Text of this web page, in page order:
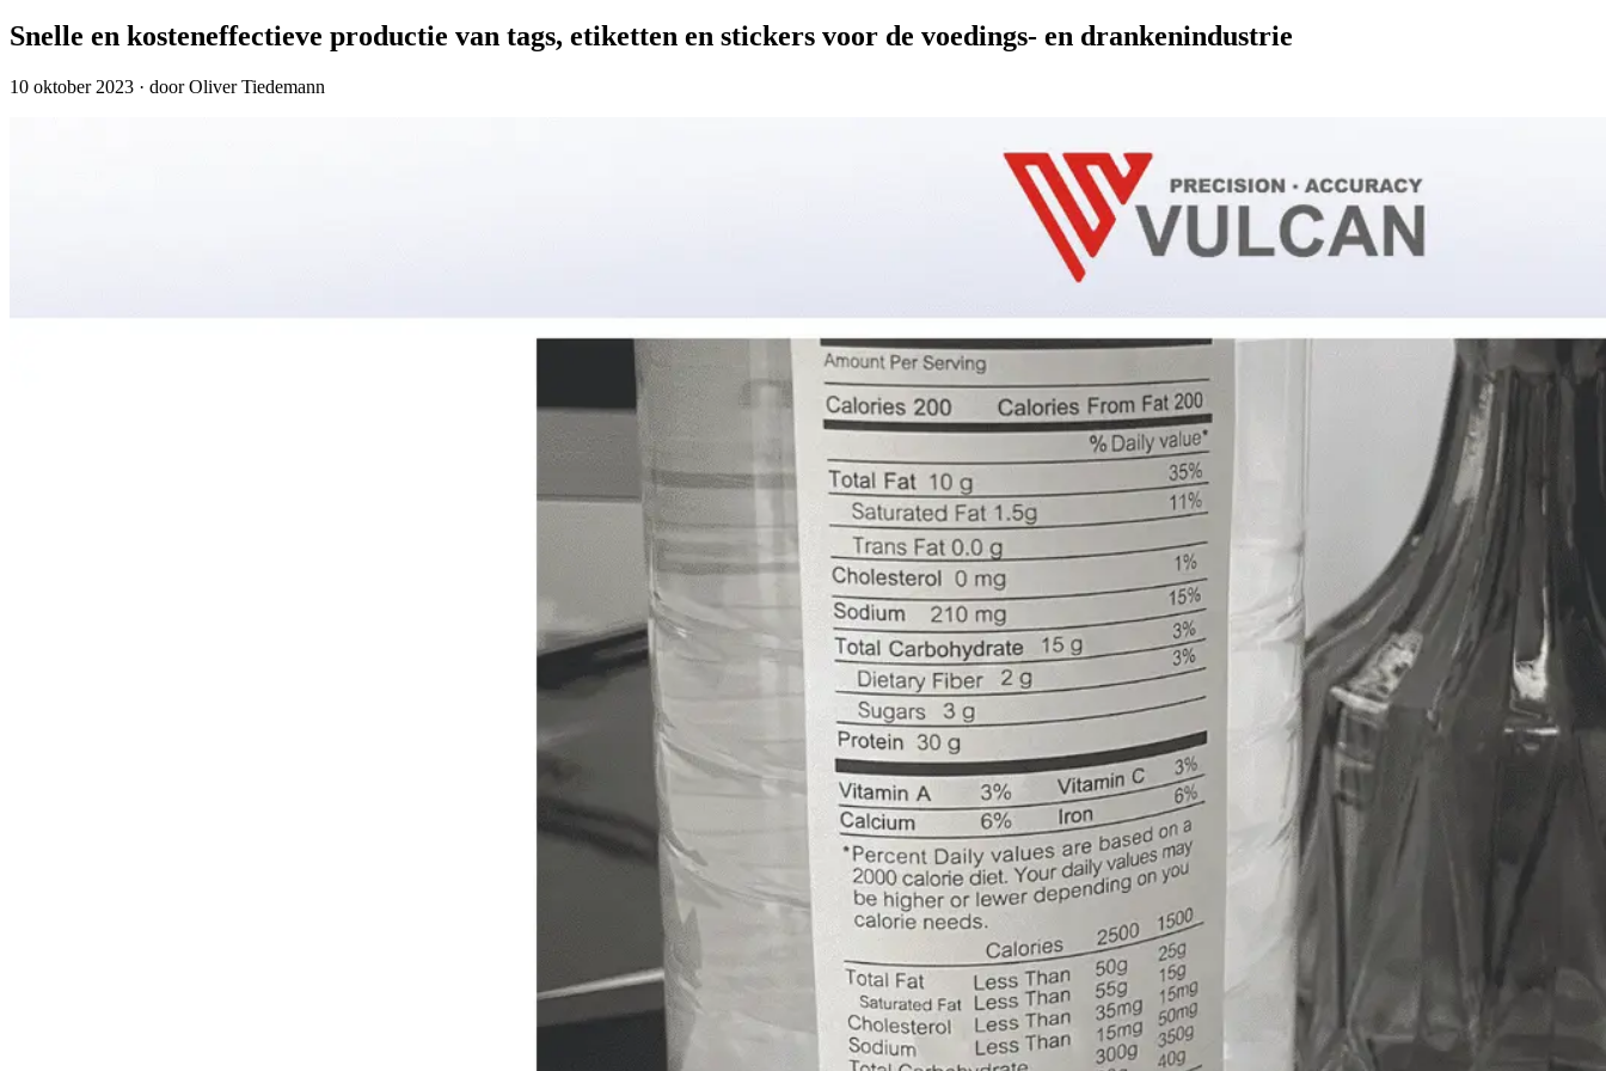
Snelle en kosteneffectieve productie van tags, etiketten en stickers voor de voedings- en drankenindustrie
10 oktober 2023 · door Oliver Tiedemann